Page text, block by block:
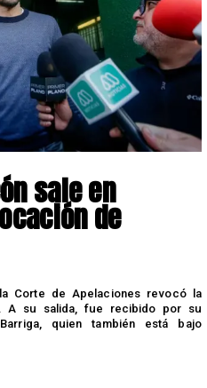
sale en
de
Corte de Apelaciones revocó la
A su salida, fue recibido por su
quien también está bajo